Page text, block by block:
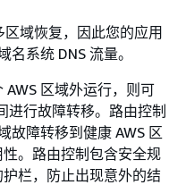
域恢复，因此您的应用
系统 DNS 流量。
区域外运行，则可
进行故障转移。路由控制
故障转移到健康 AWS 区
。路由控制包含安全规
栏，防止出现意外的结